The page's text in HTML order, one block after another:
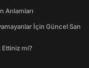
Anlamları
İçin Güncel San
mi?